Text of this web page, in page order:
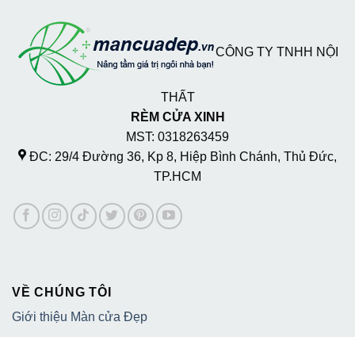
CÔNG TY TNHH NỘI
THẤT
RÈM CỬA XINH
MST: 0318263459
ĐC: 29/4 Đường 36, Kp 8, Hiệp Bình Chánh, Thủ Đức,
TP.HCM
VỀ CHÚNG TÔI
Giới thiệu Màn cửa Đẹp